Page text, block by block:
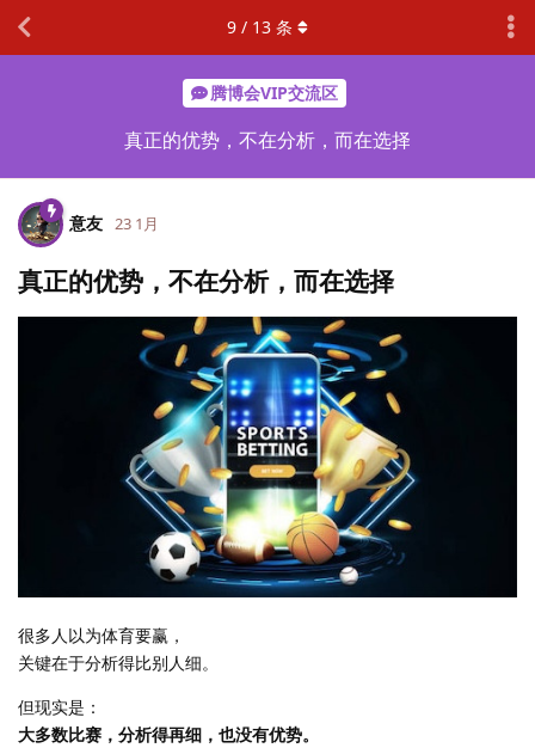
腾博会VIP交流区
真正的优势，不在分析，而在选择
9 / 13 条
意友 23 1月
真正的优势，不在分析，而在选择
很多人以为体育要赢，
关键在于分析得比别人细。
但现实是：
大多数比赛，分析得再细，也没有优势。